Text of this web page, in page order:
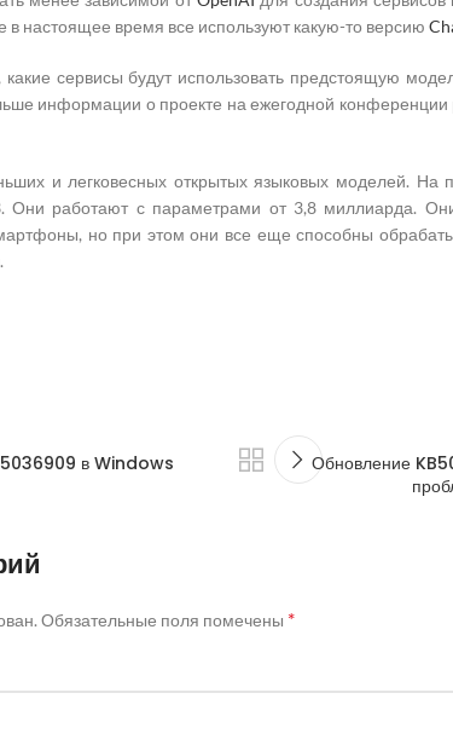
в настоящее время все используют какую-то версию
какие сервисы будут использовать предстоящую
информации о проекте на ежегодной конференции
и легковесных открытых языковых моделей.
Они работают с параметрами от 3,8 миллиарда.
но при этом они все еще способны
в Windows
Обновление
Обязательные поля помечены *